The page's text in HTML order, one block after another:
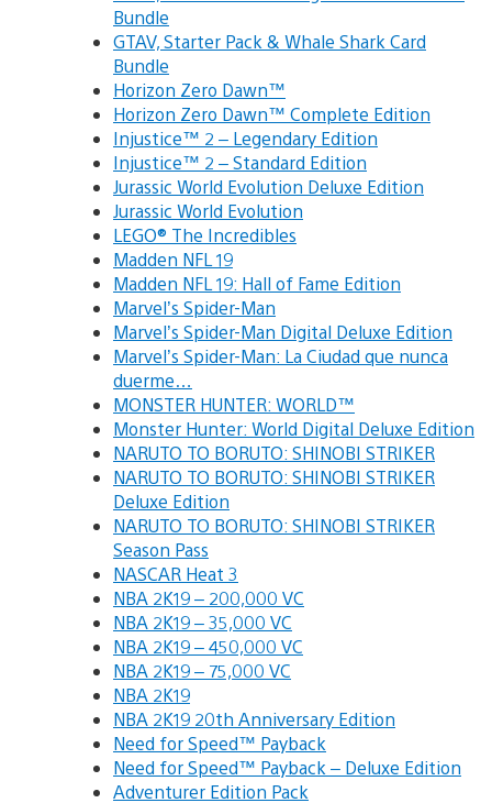
Bundle
GTAV, Starter Pack & Whale Shark Card
Bundle
Horizon Zero Dawn™
Horizon Zero Dawn™ Complete Edition
Injustice™ 2 – Legendary Edition
Injustice™ 2 – Standard Edition
Jurassic World Evolution Deluxe Edition
Jurassic World Evolution
LEGO® The Incredibles
Madden NFL 19
Madden NFL 19: Hall of Fame Edition
Marvel’s Spider-Man
Marvel’s Spider-Man Digital Deluxe Edition
Marvel’s Spider-Man: La Ciudad que nunca
duerme…
MONSTER HUNTER: WORLD™
Monster Hunter: World Digital Deluxe Edition
NARUTO TO BORUTO: SHINOBI STRIKER
NARUTO TO BORUTO: SHINOBI STRIKER
Deluxe Edition
NARUTO TO BORUTO: SHINOBI STRIKER
Season Pass
NASCAR Heat 3
NBA 2K19 – 200,000 VC
NBA 2K19 – 35,000 VC
NBA 2K19 – 450,000 VC
NBA 2K19 – 75,000 VC
NBA 2K19
NBA 2K19 20th Anniversary Edition
Need for Speed™ Payback
Need for Speed™ Payback – Deluxe Edition
Adventurer Edition Pack